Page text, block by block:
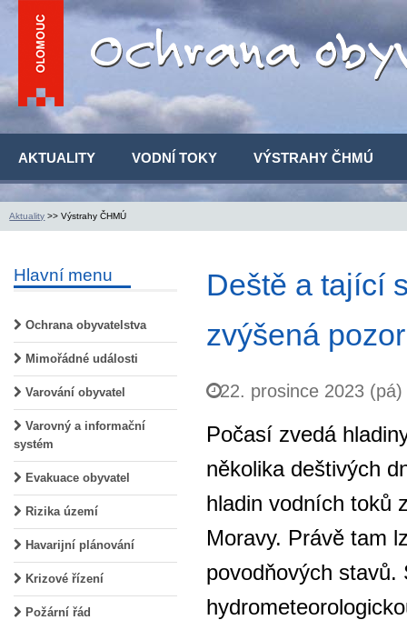
AKTUALITY VODNÍ TOKY VÝSTRAHY ČHMÚ
Aktuality >> Výstrahy ČHMÚ
Hlavní menu
Ochrana obyvatelstva
Mimořádné události
Varování obyvatel
Varovný a informační
systém
Evakuace obyvatel
Rizika území
Havarijní plánování
Krizové řízení
Požární řád
Deště a tající
zvýšená
22. prosince 2023 (pá)
Počasí zvedá
několika deštivých
hladin vodních toků
Moravy. Právě tam
povodňových